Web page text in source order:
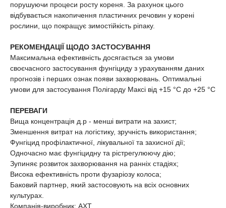
порушуючи процеси росту кореня. За рахунок цього
відбувається накопичення пластичних речовин у корені
рослини, що покращує зимостійкість ріпаку.
РЕКОМЕНДАЦІЇ ЩОДО ЗАСТОСУВАННЯ
Максимальна ефективність досягається за умови
своєчасного застосування фунгіциду з урахуванням даних
прогнозів і перших ознак появи захворювань. Оптимальні
умови для застосування Полігарду Максі від +15 °С до +25 °С
ПЕРЕВАГИ
Вища концентрація д.р - менші витрати на захист;
Зменшення витрат на логістику, зручність використання;
Фунгіцид профілактичної, лікувальної та захисної дії;
Одночасно має фунгіцидну та рістрегулюючу дію;
Зупиняє розвиток захворювання на ранніх стадіях;
Висока ефективність проти фузаріозу колоса;
Баковий партнер, який застосовують на всіх основних
культурах.
Компанія-виробник: AXT